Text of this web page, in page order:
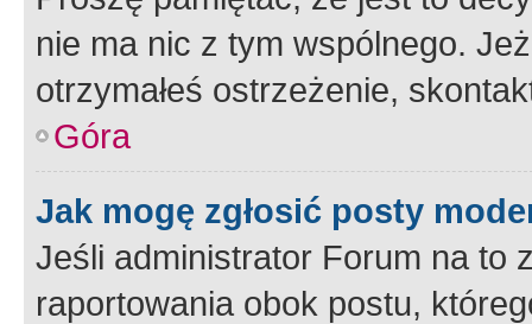
nie ma nic z tym wspólnego.
otrzymałeś ostrzeżenie,
Góra
Jak mogę zgłosić posty
Jeśli administrator Forum na to
raportowania obok postu,